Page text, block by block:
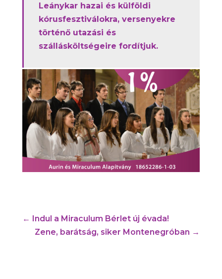
Leánykar hazai és külföldi
kórusfesztiválokra, versenyekre
történő utazási és
szállásköltségeire fordítjuk.
←
Indul a Miraculum Bérlet új évada!
Zene, barátság, siker Montenegróban →